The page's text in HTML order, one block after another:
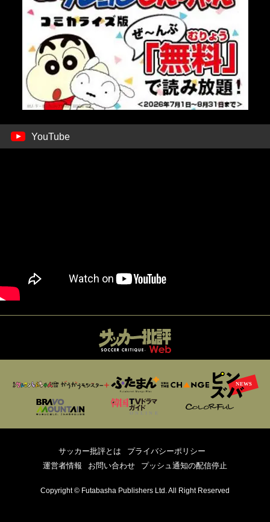
YouTube
サッカー批評とは
プライバシーポリシー
運営者情報
お問い合わせ プッシュ通知の配信停止
Copyright © Futabasha Publishers Ltd. All Right Reserved